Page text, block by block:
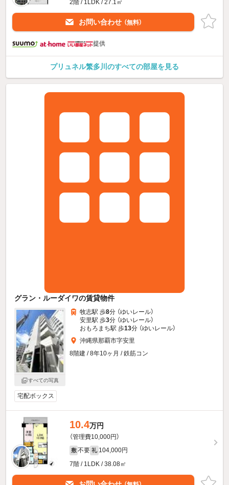
2階 / 1LDK / 27.1㎡
お問い合わせ （無料）
提供
プリュネル繁多川のすべての部屋を見る
グラン・ルーダイワの賃貸物件
すべての写真
牧志駅 歩8分 （ゆいレール）
安里駅 歩3分 （ゆいレール）
おもろまち駅 歩13分 （ゆいレール）
沖縄県那覇市字安里
8階建 / 8年10ヶ月 / 鉄筋コン
宅配ボックス
10.4万円
（管理費10,000円）
敷 不要 礼 104,000円
7階 / 1LDK / 38.08㎡